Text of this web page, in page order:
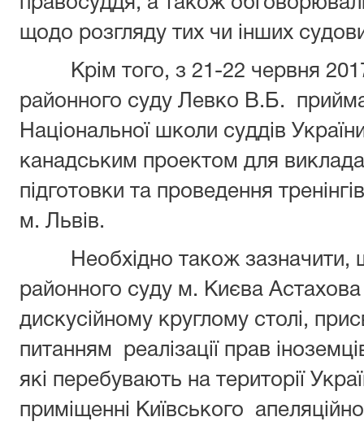
щодо розгляду тих чи інших
Крім того, з 21-22 червня 2017
районного суду Левко В.Б.
Національної школи суддів
канадським проектом для
підготовки та проведення
м. Львів.
Необхідно також зазначити,
районного суду м. Києва
дискусійному круглому столі,
питанням реалізації прав
які перебувають на території
приміщенні Київського